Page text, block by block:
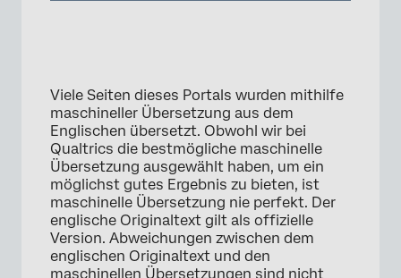
Viele Seiten dieses Portals wurden mithilfe
maschineller Übersetzung aus dem
Englischen übersetzt. Obwohl wir bei
Qualtrics die bestmögliche maschinelle
Übersetzung ausgewählt haben, um ein
möglichst gutes Ergebnis zu bieten, ist
maschinelle Übersetzung nie perfekt. Der
englische Originaltext gilt als offizielle
Version. Abweichungen zwischen dem
englischen Originaltext und den
maschinellen Übersetzungen sind nicht